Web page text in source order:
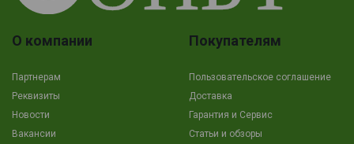
О компании
Партнерам
Реквизиты
Новости
Вакансии
Покупателям
Пользовательское соглашение
Доставка
Гарантия и Сервис
Cтатьи и обзоры